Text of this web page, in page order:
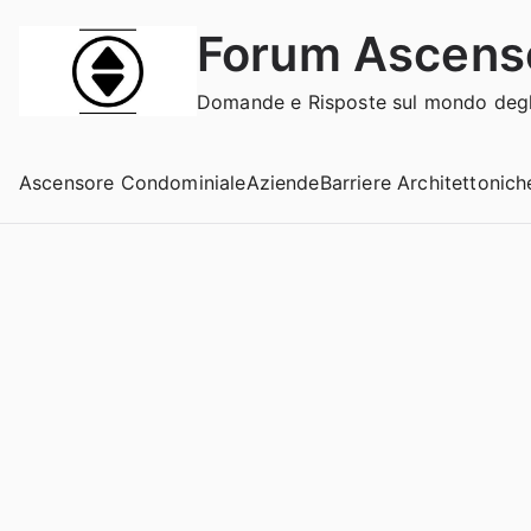
contenuto
Forum
Domande e Risposte sul mondo
Ascensore CondominialeAziendeBarriere